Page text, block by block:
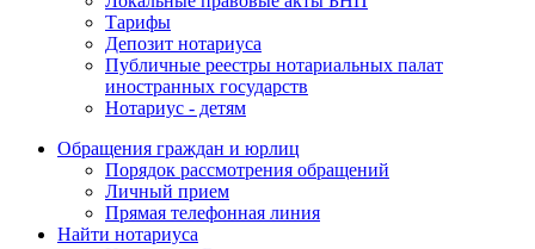
Тарифы
Депозит нотариуса
Публичные реестры нотариальных палат
иностранных государств
Нотариус - детям
Обращения граждан и юрлиц
Порядок рассмотрения обращений
Личный прием
Прямая телефонная линия
Найти нотариуса